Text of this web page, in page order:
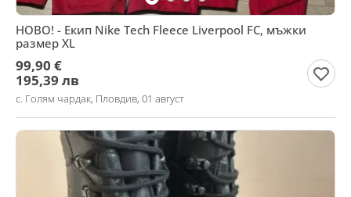
НОВО! - Екип Nike Tech Fleece Liverpool FC, мъжки
размер XL
99,90 €
195,39 лв
с. Голям чардак, Пловдив, 01 август